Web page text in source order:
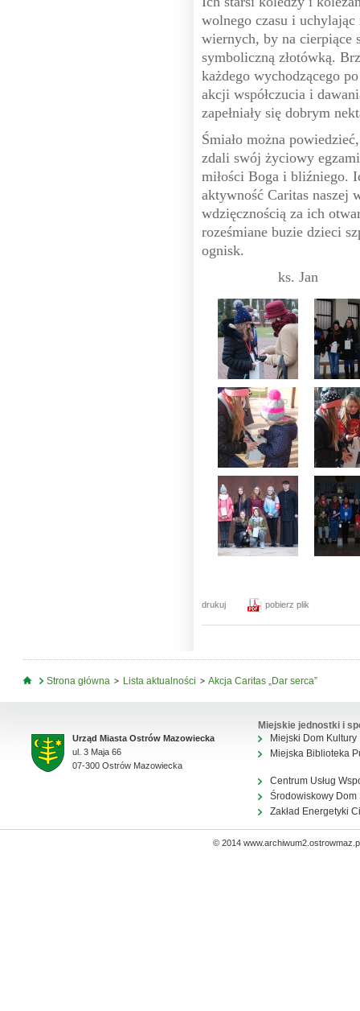
wolnego czasu i
wiernych, by na cierpiące
symboliczną złotówką.
każdego wychodzącego
akcji współczucia i
zapełniały się dobrym
Śmiało można
zdali swój życiowy
miłości Boga i bliźniego.
aktywność Caritas naszej
wdzięcznością za ich
roześmiane buzie dzieci
ognisk.
ks. Jan
drukuj pobierz plik
Jesteś tutaj
Strona główna Lista aktualności Akcja Caritas „Dar serca”
Urząd Miasta Ostrów Mazowiecka
ul. 3 Maja 66
07-300 Ostrów Mazowiecka
Miejskie jednostki i
Miejski Dom Kultury
Miejska Biblioteka
Centrum Usług
Środowiskowy Dom
Zakład Energetyki
© 2014